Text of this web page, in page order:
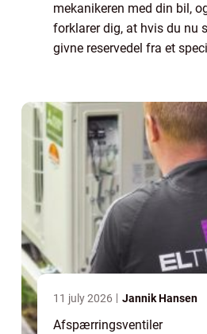
mekanikeren med din bil,
forklarer dig, at hvis du nu
givne reservedel fra et
11 july 2026 Jannik Hansen
Afspærringsventiler